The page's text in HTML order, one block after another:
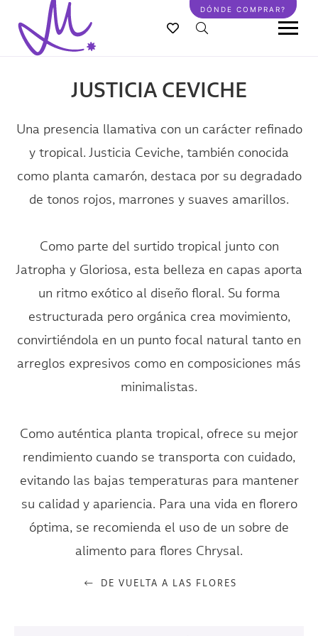
contenido
DÓNDE COMPRAR?
JUSTICIA CEVICHE
Una presencia llamativa con un carácter refinado
y tropical. Justicia Ceviche, también conocida
como planta camarón, destaca por su degradado
de tonos rojos, marrones y suaves amarillos.
Como parte del surtido tropical junto con
Jatropha y Gloriosa, esta belleza en capas aporta
un ritmo exótico al diseño floral. Su forma
estructurada pero orgánica crea movimiento,
convirtiéndola en un punto focal natural tanto en
arreglos expresivos como en composiciones más
minimalistas.
Como auténtica planta tropical, ofrece su mejor
rendimiento cuando se transporta con cuidado,
evitando las bajas temperaturas para mantener
su calidad y apariencia. Para una vida en florero
óptima, se recomienda el uso de un sobre de
alimento para flores Chrysal.
DE VUELTA A LAS FLORES